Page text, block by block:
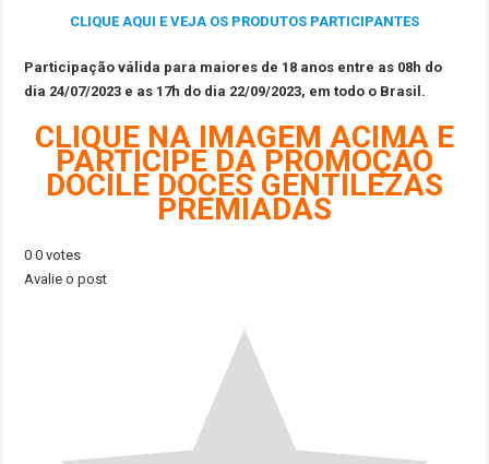
CLIQUE AQUI E VEJA OS PRODUTOS PARTICIPANTES
Participação válida para maiores de 18 anos entre as 08h do
dia 24/07/2023 e as 17h do dia 22/09/2023, em todo o Brasil.
CLIQUE NA IMAGEM ACIMA E
PARTICIPE DA PROMOÇÃO
DOCILE DOCES GENTILEZAS
PREMIADAS
0 0 votes
Avalie o post